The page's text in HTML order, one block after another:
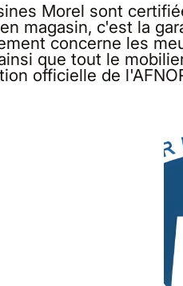
Morel sont
magasin, c'est la
concerne les
que tout le
officielle de